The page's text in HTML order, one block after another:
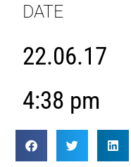
DATE
22.06.17
4:38 pm